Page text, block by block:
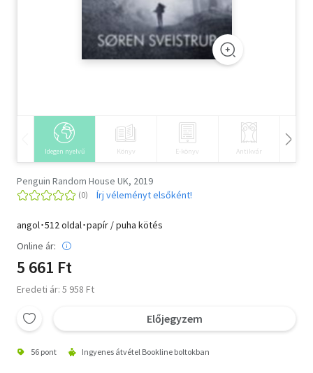
Természettudomány
Vallás
Idegen nyelvű Könyv E-könyv Antikvár
Penguin Random House UK, 2019
Írj véleményt elsőként!
angol･512 oldal･papír / puha kötés
Online ár:
5 661 Ft
Eredeti ár: 5 958 Ft
Előjegyzem
56 pont Ingyenes átvétel Bookline boltokban